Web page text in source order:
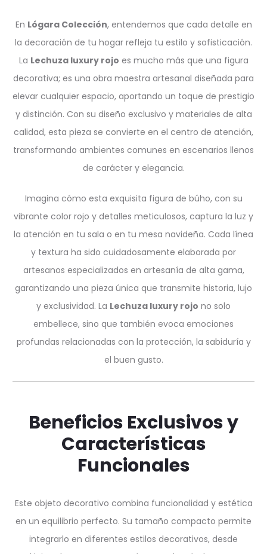
En Lógara Colección, entendemos que cada detalle en
la decoración de tu hogar refleja tu estilo y sofisticación.
La Lechuza luxury rojo es mucho más que una figura
decorativa; es una obra maestra artesanal diseñada para
elevar cualquier espacio, aportando un toque de prestigio
y distinción. Con su diseño exclusivo y materiales de alta
calidad, esta pieza se convierte en el centro de atención,
transformando ambientes comunes en escenarios llenos
de carácter y elegancia.
Imagina cómo esta exquisita figura de búho, con su
vibrante color rojo y detalles meticulosos, captura la luz y
la atención en tu sala o en tu mesa navideña. Cada línea
y textura ha sido cuidadosamente elaborada por
artesanos especializados en artesanía de alta gama,
garantizando una pieza única que transmite historia, lujo
y exclusividad. La Lechuza luxury rojo no solo
embellece, sino que también evoca emociones
profundas relacionadas con la protección, la sabiduría y
el buen gusto.
Beneficios Exclusivos y
Características
Funcionales
Este objeto decorativo combina funcionalidad y estética
en un equilibrio perfecto. Su tamaño compacto permite
integrarlo en diferentes estilos decorativos, desde